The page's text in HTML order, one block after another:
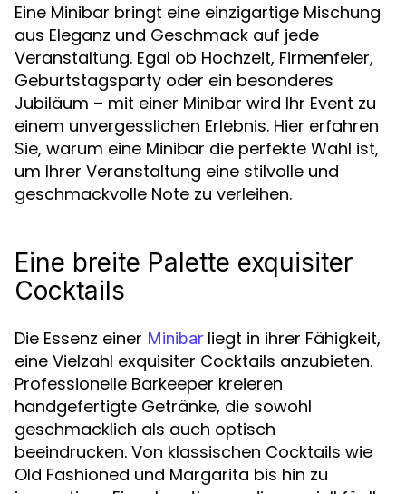
Eine Minibar bringt eine einzigartige Mischung
aus Eleganz und Geschmack auf jede
Veranstaltung. Egal ob Hochzeit, Firmenfeier,
Geburtstagsparty oder ein besonderes
Jubiläum – mit einer Minibar wird Ihr Event zu
einem unvergesslichen Erlebnis. Hier erfahren
Sie, warum eine Minibar die perfekte Wahl ist,
um Ihrer Veranstaltung eine stilvolle und
geschmackvolle Note zu verleihen.
Eine breite Palette exquisiter
Cocktails
Die Essenz einer Minibar liegt in ihrer Fähigkeit,
eine Vielzahl exquisiter Cocktails anzubieten.
Professionelle Barkeeper kreieren
handgefertigte Getränke, die sowohl
geschmacklich als auch optisch
beeindrucken. Von klassischen Cocktails wie
Old Fashioned und Margarita bis hin zu